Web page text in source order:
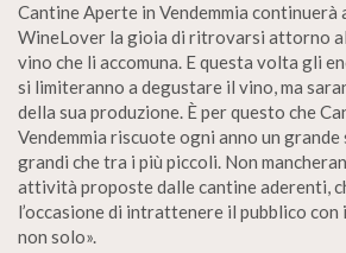
Cantine Aperte in Vendemmia
WineLover la gioia di ritrovarsi attorno
vino che li accomuna. E questa volta gli
si limiteranno a degustare il vino, ma
della sua produzione. È per questo che
Vendemmia riscuote ogni anno un grande
grandi che tra i più piccoli. Non
attività proposte dalle cantine aderenti,
l’occasione di intrattenere il pubblico
non solo».